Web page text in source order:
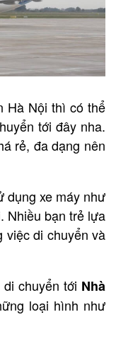
Hà Nội thì có thể
tới đây nha.
rẻ, đa dạng nên
dụng xe máy như
Nhiều bạn trẻ lựa
việc di chuyển và
chuyển tới Nhà
loại hình như